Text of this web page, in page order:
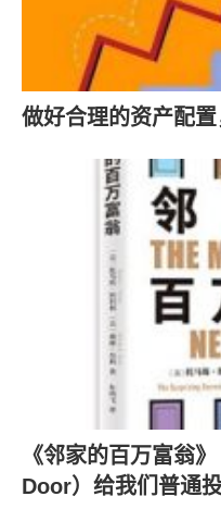
做好合理的资产配
《邻家的百万富翁
Door）给我们普通